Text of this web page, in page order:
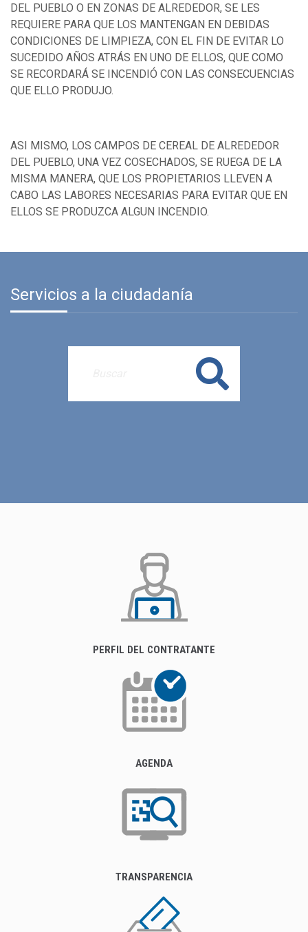
DEL PUEBLO O EN ZONAS DE ALREDEDOR, SE LES
REQUIERE PARA QUE LOS MANTENGAN EN DEBIDAS
CONDICIONES DE LIMPIEZA, CON EL FIN DE EVITAR LO
SUCEDIDO AÑOS ATRÁS EN UNO DE ELLOS, QUE COMO
SE RECORDARÁ SE INCENDIÓ CON LAS CONSECUENCIAS
QUE ELLO PRODUJO.
ASI MISMO, LOS CAMPOS DE CEREAL DE ALREDEDOR
DEL PUEBLO, UNA VEZ COSECHADOS, SE RUEGA DE LA
MISMA MANERA, QUE LOS PROPIETARIOS LLEVEN A
CABO LAS LABORES NECESARIAS PARA EVITAR QUE EN
ELLOS SE PRODUZCA ALGUN INCENDIO.
Servicios a la ciudadanía
Buscar
PERFIL DEL CONTRATANTE
AGENDA
TRANSPARENCIA